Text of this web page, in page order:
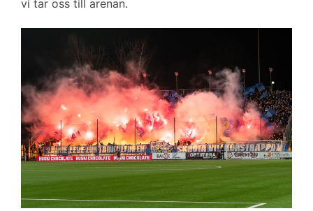
vi tar oss till arenan.